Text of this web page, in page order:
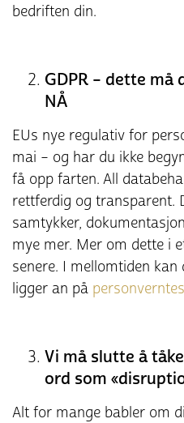
bedriften din.
GDPR – dette må
NÅ
EUs nye regulativ for
mai – og har du ikke
få opp farten. All
rettferdig og transparent.
samtykker,
mye mer. Mer om dette i
senere. I mellomtiden kan
ligger an på
Vi må slutte å
ord som
Alt for mange babler om